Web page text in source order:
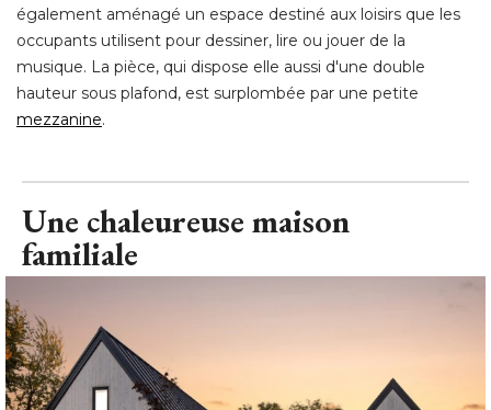
également aménagé un espace destiné aux loisirs que les
occupants utilisent pour dessiner, lire ou jouer de la
musique. La pièce, qui dispose elle aussi d'une double
hauteur sous plafond, est surplombée par une petite
mezzanine.
Une chaleureuse maison
familiale